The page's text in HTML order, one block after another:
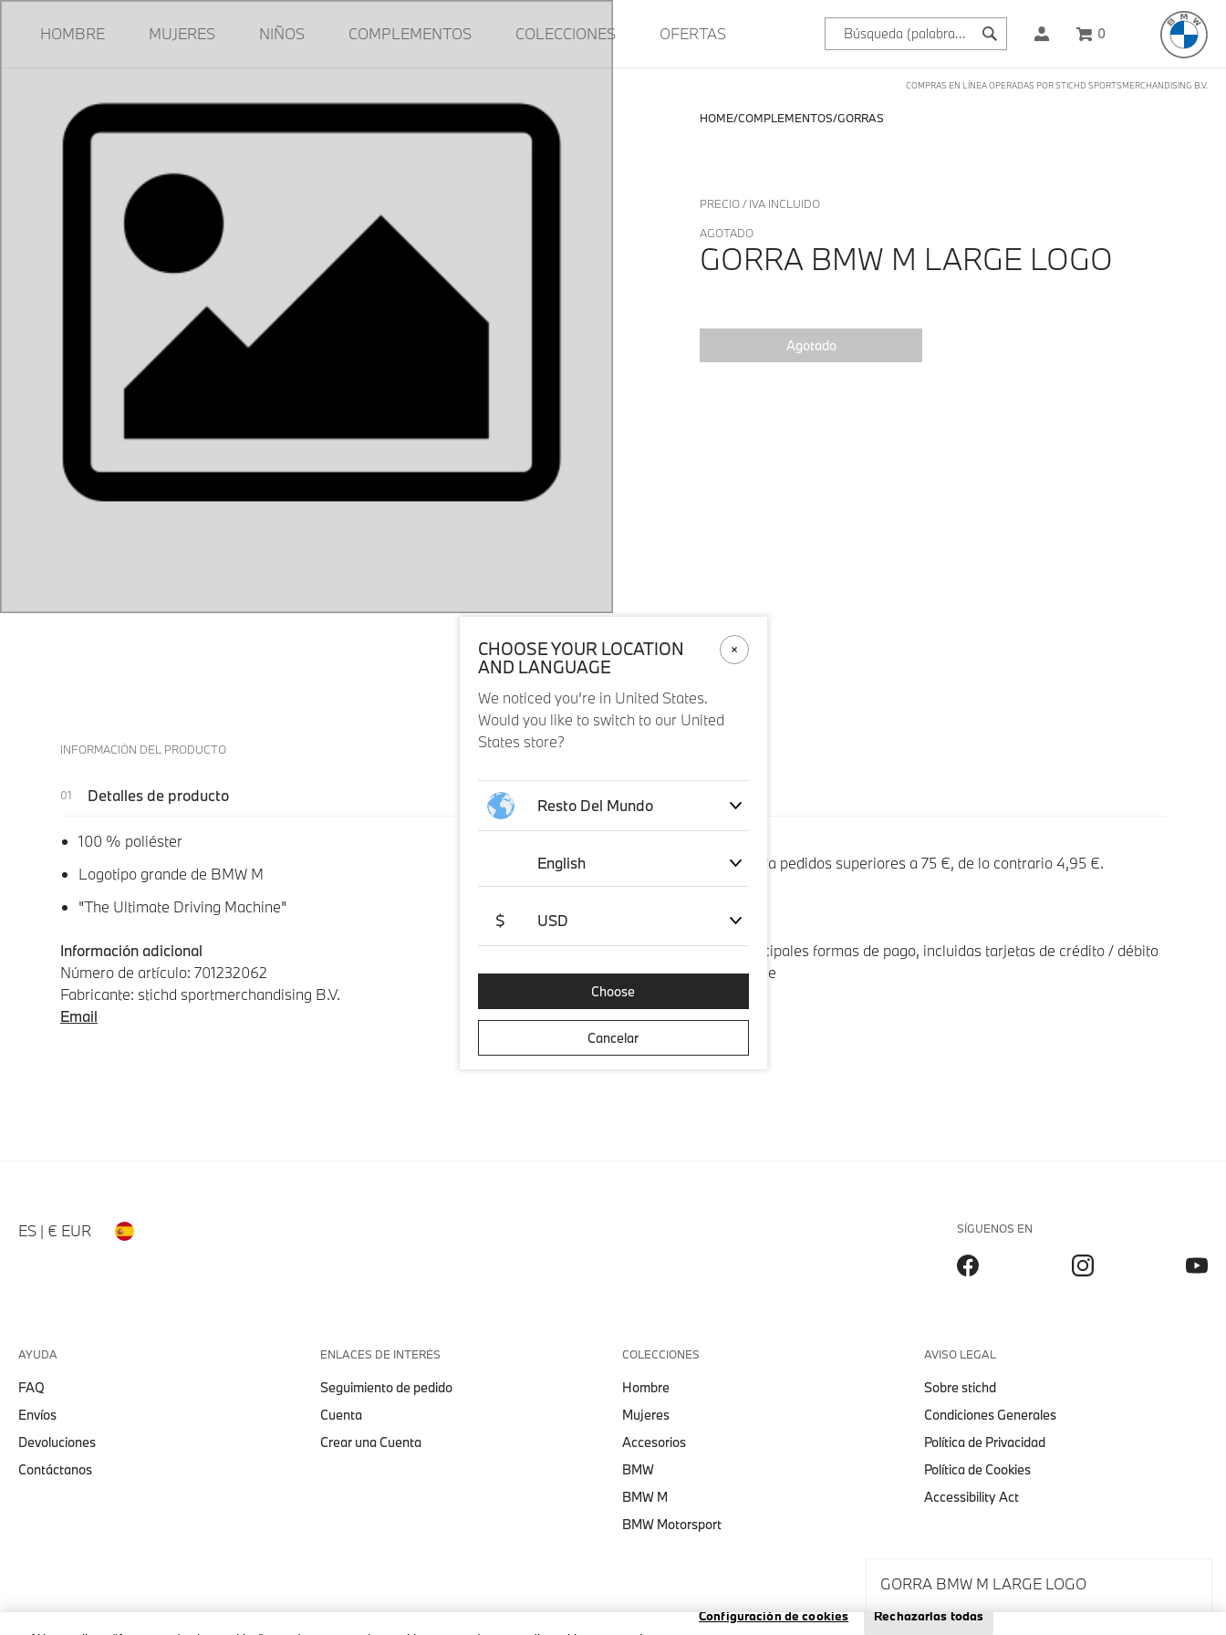
HOMBRE MUJERES NIÑOS COMPLEMENTOS COLECCIONES OFERTAS 0
COMPRAS EN LÍNEA OPERADAS POR STICHD SPORTSMERCHANDISING B.V.
HOME COMPLEMENTOS GORRAS
PRECIO / IVA INCLUIDO
AGOTADO
GORRA BMW M LARGE LOGO
Agotado
INFORMACIÓN DEL PRODUCTO
Detalles de producto
100 % poliéster
Logotipo grande de BMW M
"The Ultimate Driving Machine"
Información adicional
Número de artículo: 701232062
Fabricante: stichd sportmerchandising B.V.
Email
Entrega gratuita para pedidos superiores a 75 €, de lo contrario 4,95 €.
Más detalles
Aceptamos las principales formas de pago, incluidas tarjetas de crédito / débito
y PayPal. Más detalle
GORRA BMW M LARGE LOGO
ES | € EUR
CHOOSE YOUR LOCATION
AND LANGUAGE
We noticed you’re in United States.
Would you like to switch to our United
States store?
Resto Del Mundo
English
$ USD
Choose
Cancelar
SÍGUENOS EN
AYUDA
FAQ
Envíos
Devoluciones
Contáctanos
ENLACES DE INTERÉS
Seguimiento de pedido
Cuenta
Crear una Cuenta
COLECCIONES
Hombre
Mujeres
Accesorios
BMW
BMW M
BMW Motorsport
AVISO LEGAL
Sobre stichd
Condiciones Generales
Política de Privacidad
Política de Cookies
Accessibility Act
Aviso Legal Política de Privacidad
Configuración de cookies Rechazarlas todas